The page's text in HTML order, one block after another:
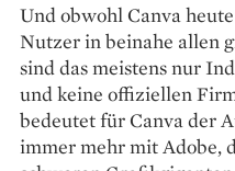
Und obwohl Canva
Nutzer in beinahe allen
sind das meistens nur
und keine offiziellen
bedeutet für Canva der
immer mehr mit Adobe,